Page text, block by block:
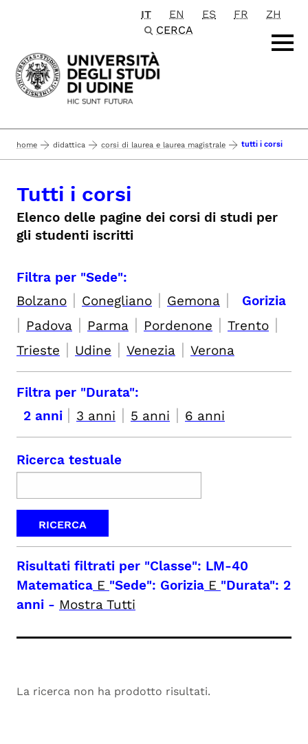
Passa al contenuto principale
IT EN ES FR
ZH
CERCA
home didattica corsi di laurea e laurea magistrale tutti i corsi
Tutti i corsi
Elenco delle pagine dei corsi di studi per
gli studenti iscritti
Filtra per "Sede":
Bolzano | Conegliano | Gemona | Gorizia
| Padova | Parma | Pordenone | Trento |
Trieste | Udine | Venezia | Verona
Filtra per "Durata":
2 anni | 3 anni | 5 anni | 6 anni
Ricerca testuale
Risultati filtrati per "Classe": LM-40
Matematica E "Sede": Gorizia E "Durata": 2
anni - Mostra Tutti
La ricerca non ha prodotto risultati.